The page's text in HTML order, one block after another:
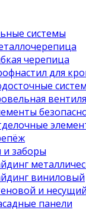
системы
черепица
для
заборы
виниловый
и
панели